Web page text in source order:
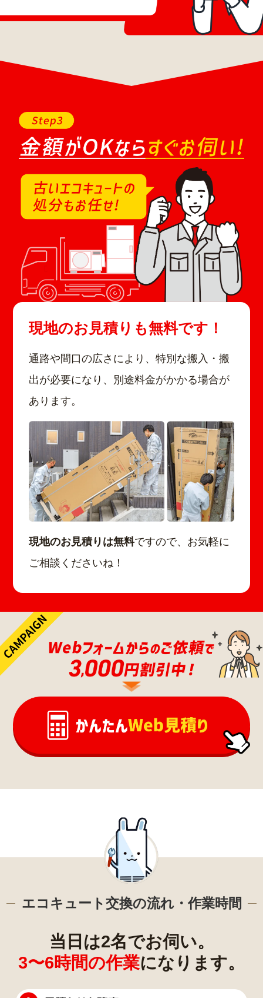
現地のお見積りも無料です！
通路や間口の広さにより、特別な搬入・搬
出が必要になり、別途料金がかかる場合が
あります。
現地のお見積りは無料ですので、お気軽に
ご相談くださいね！
エコキュート交換の流れ・作業時間
当日は2名でお伺い。
3〜6時間の作業になります。